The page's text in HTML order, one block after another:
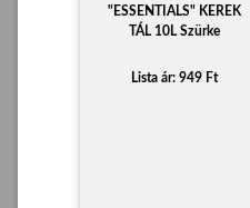
"ESSENTIALS" KEREK
TÁL 10L Szürke
Lista ár: 949 Ft